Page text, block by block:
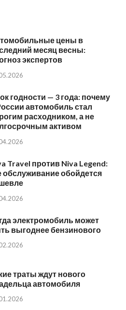
цены в
месяц весны:
экспертов
годности — 3 года: почему
автомобиль стал
расходником, а не
активом
Travel против Niva Legend:
обслуживание обойдется
электромобиль может
выгоднее бензинового
траты ждут нового
автомобиля